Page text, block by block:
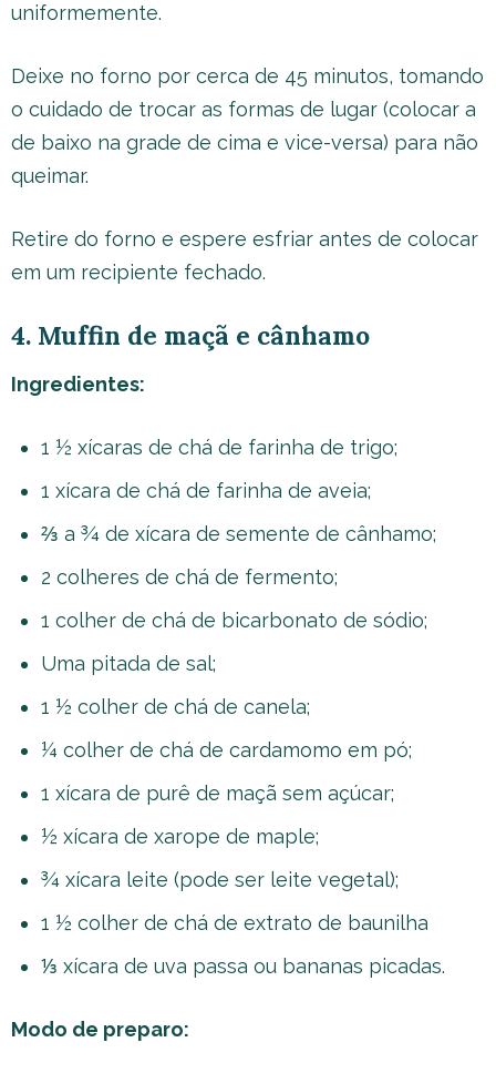
uniformemente.
Deixe no forno por cerca de 45 minutos, tomando
o cuidado de trocar as formas de lugar (colocar a
de baixo na grade de cima e vice-versa) para não
queimar.
Retire do forno e espere esfriar antes de colocar
em um recipiente fechado.
4. Muffin de maçã e cânhamo
Ingredientes:
1 ½ xícaras de chá de farinha de trigo;
1 xícara de chá de farinha de aveia;
⅔ a ¾ de xícara de semente de cânhamo;
2 colheres de chá de fermento;
1 colher de chá de bicarbonato de sódio;
Uma pitada de sal;
1 ½ colher de chá de canela;
¼ colher de chá de cardamomo em pó;
1 xícara de purê de maçã sem açúcar;
½ xícara de xarope de maple;
¾ xícara leite (pode ser leite vegetal);
1 ½ colher de chá de extrato de baunilha
⅓ xícara de uva passa ou bananas picadas.
Modo de preparo: